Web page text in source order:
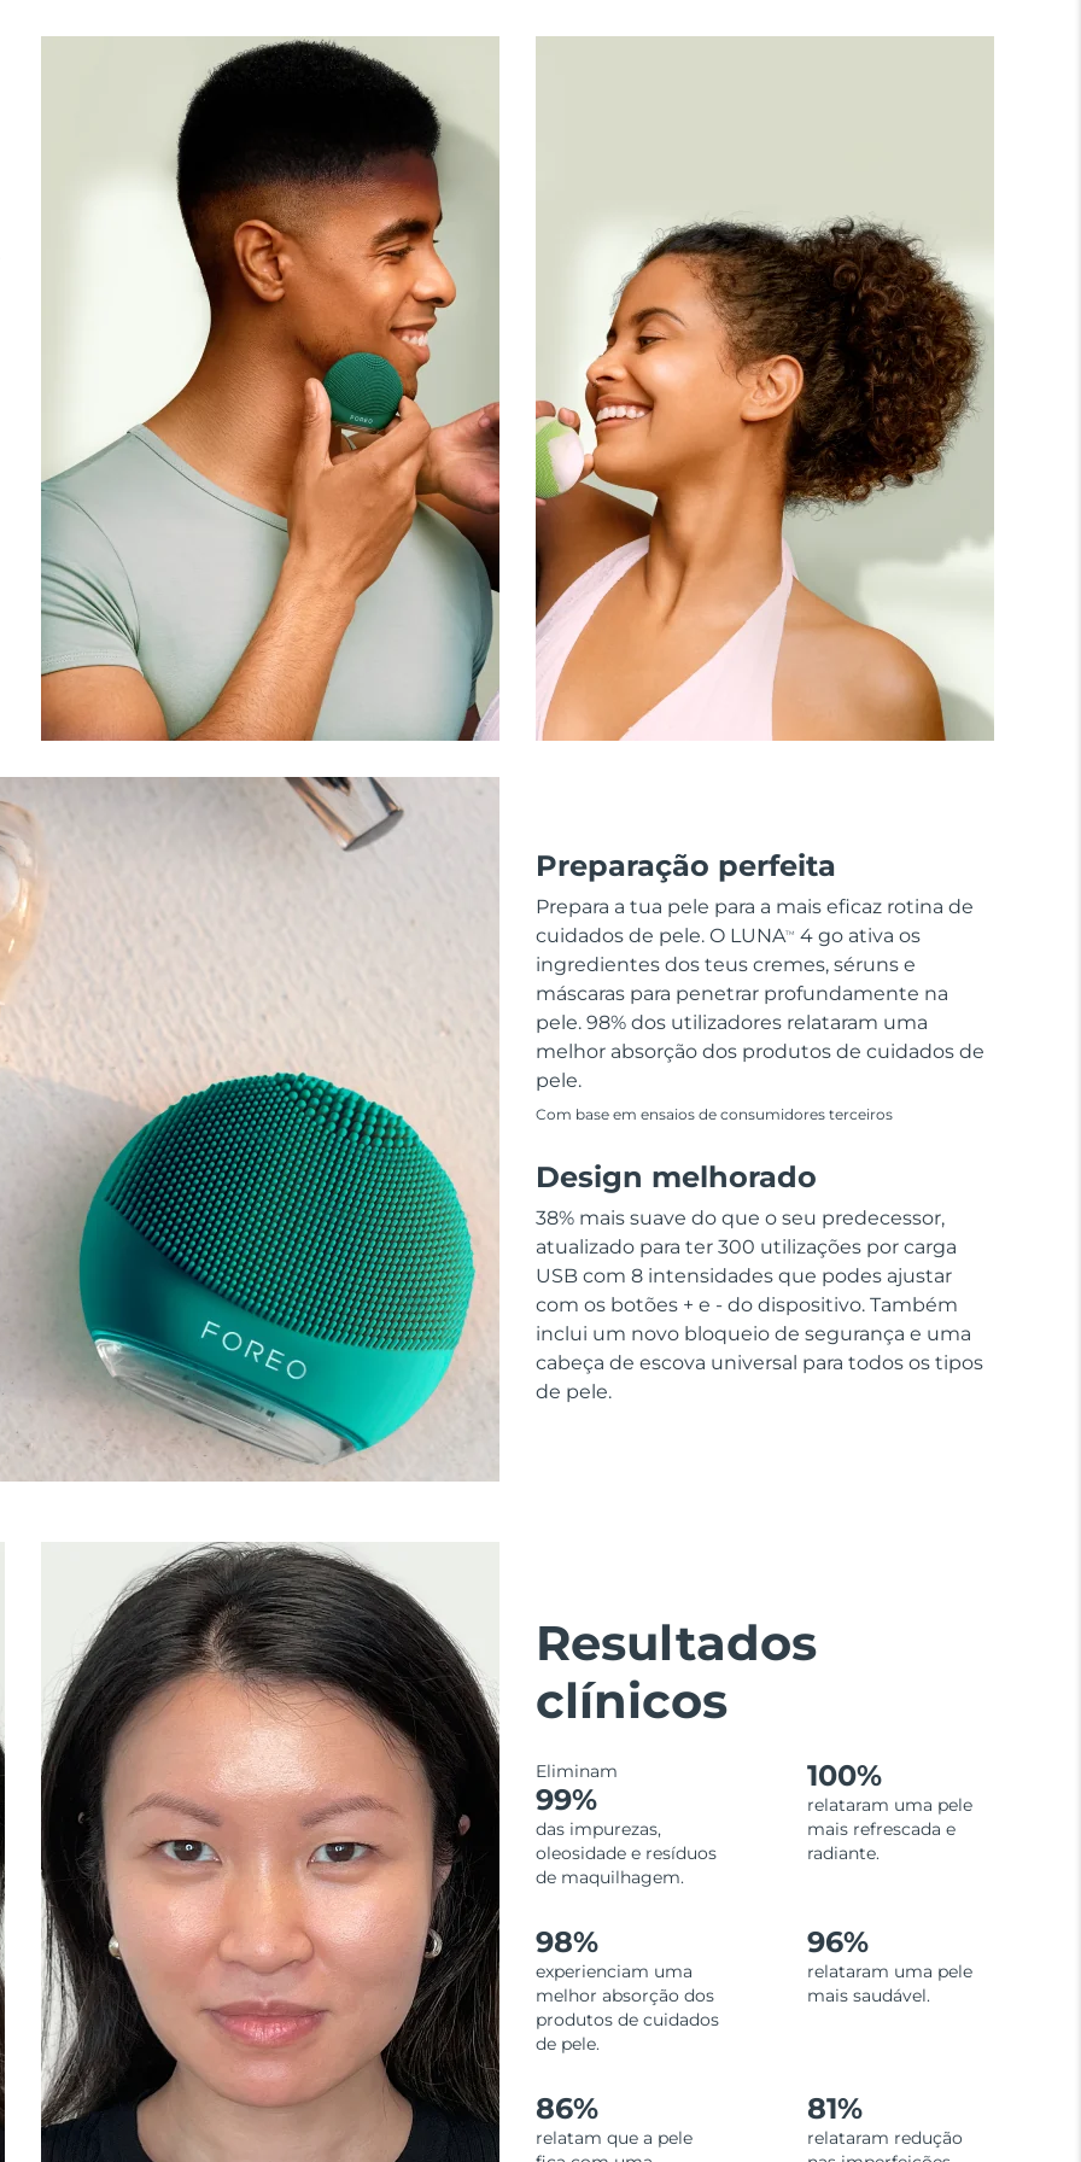
Preparação perfeita
Prepara a tua pele para a mais eficaz rotina de
cuidados de pele. O LUNATM
4 go ativa os
ingredientes dos teus cremes, séruns e
máscaras para penetrar profundamente na
pele. 98% dos utilizadores relataram uma
melhor absorção dos produtos de cuidados de
pele.
Com base em ensaios de consumidores terceiros
Design melhorado
38% mais suave do que o seu predecessor,
atualizado para ter 300 utilizações por carga
USB com 8 intensidades que podes ajustar
com os botões + e - do dispositivo. Também
inclui um novo bloqueio de segurança e uma
cabeça de escova universal para todos os tipos
de pele.
Resultados
clínicos
Eliminam
99%
das impurezas,
oleosidade e resíduos
de maquilhagem.
100%
relataram uma pele
mais refrescada e
radiante.
98%
experienciam uma
melhor absorção dos
produtos de cuidados
de pele.
96%
relataram uma pele
mais saudável.
86%
relatam que a pele
81%
relataram redução